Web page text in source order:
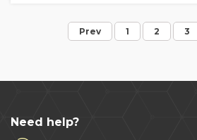
Prev 1 2 3
Need help?